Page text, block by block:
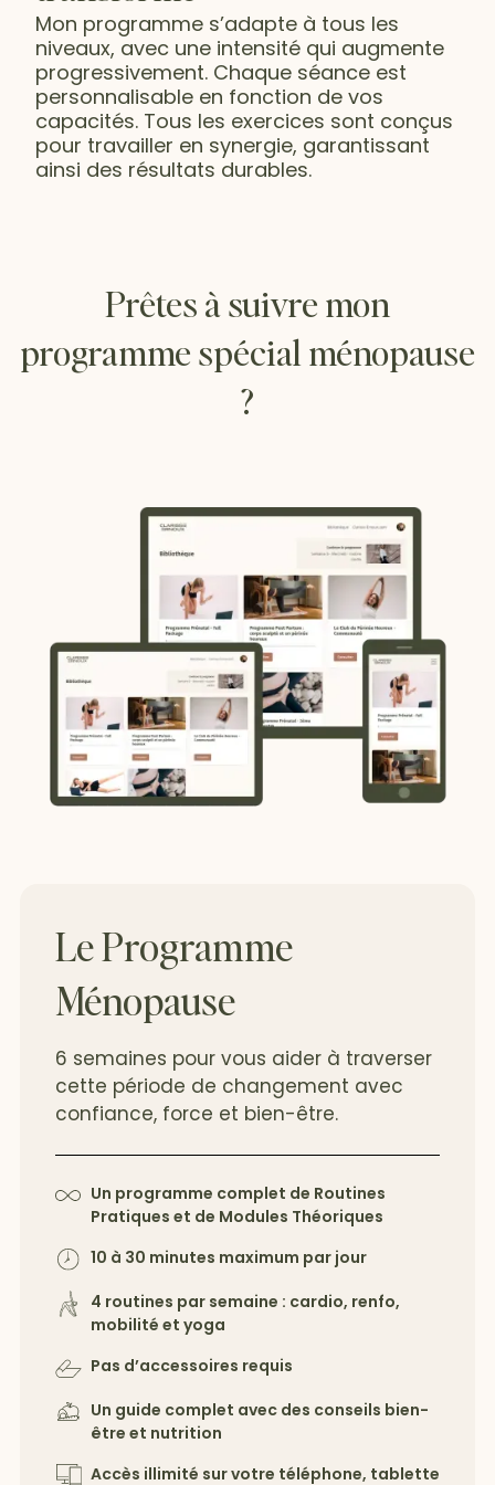
Mon programme s’adapte à tous les
niveaux, avec une intensité qui augmente
progressivement. Chaque séance est
personnalisable en fonction de vos
capacités. Tous les exercices sont conçus
pour travailler en synergie, garantissant
ainsi des résultats durables.
Prêtes à suivre mon
programme spécial ménopause
?
Le Programme
Ménopause
6 semaines pour vous aider à traverser
cette période de changement avec
confiance, force et bien-être.
Un programme complet de Routines
Pratiques et de Modules Théoriques
10 à 30 minutes maximum par jour
4 routines par semaine : cardio, renfo,
mobilité et yoga
Pas d’accessoires requis
Un guide complet avec des conseils bien-
être et nutrition
Accès illimité sur votre téléphone, tablette